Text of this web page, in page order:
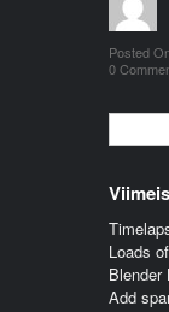
Posted
0
Loads
Blender
Add